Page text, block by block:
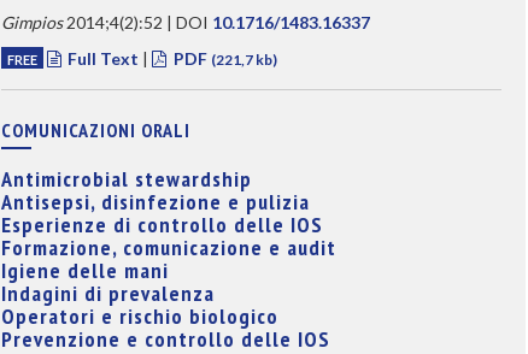
Gimpios2014;4(2):52 | DOI 10.1716/1483.16337
FREE Full Text | PDF (221,7 kb)
COMUNICAZIONI ORALI
Antimicrobial stewardship
Antisepsi, disinfezione e pulizia
Esperienze di controllo delle IOS
Formazione, comunicazione e audit
Igiene delle mani
Indagini di prevalenza
Operatori e rischio biologico
Prevenzione e controllo delle IOS